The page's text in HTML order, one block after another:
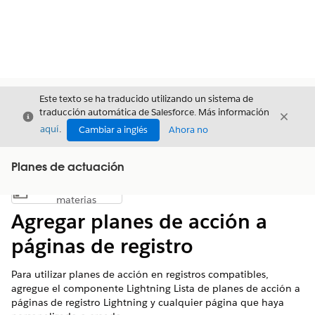
Cerrar
Este texto se ha traducido utilizando un sistema de
traducción automática de Salesforce. Más información
aquí. Cambiar a inglés Ahora no
Cerrar
Planes de actuación
Mostrar índice de materias
materias
Agregar planes de acción a
páginas de registro
Para utilizar planes de acción en registros compatibles,
agregue el componente Lightning Lista de planes de acción a
páginas de registro Lightning y cualquier página que haya